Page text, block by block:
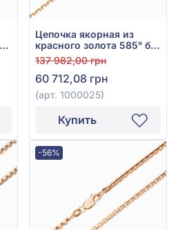
Цепочка якорная из
красного золота 585° без
вставки, арт. 1000025
137 982,00 грн
60 712,08 грн
(арт. 1000025)
Купить
-56%